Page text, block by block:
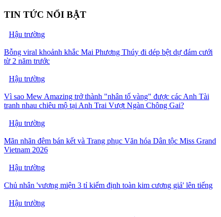
TIN TỨC NỔI BẬT
Hậu trường
Bỗng viral khoảnh khắc Mai Phương Thúy đi dép bệt dự đám cưới
từ 2 năm trước
Hậu trường
Vì sao Mew Amazing trở thành "nhân tố vàng" được các Anh Tài
tranh nhau chiêu mộ tại Anh Trai Vượt Ngàn Chông Gai?
Hậu trường
Mãn nhãn đêm bán kết và Trang phục Văn hóa Dân tộc Miss Grand
Vietnam 2026
Hậu trường
Chủ nhân 'vương miện 3 tỉ kiểm định toàn kim cương giả' lên tiếng
Hậu trường